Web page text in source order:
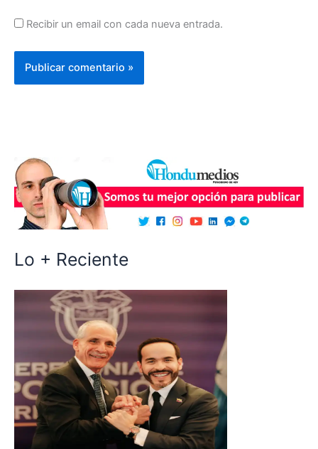
Recibir un email con cada nueva entrada.
Lo + Reciente